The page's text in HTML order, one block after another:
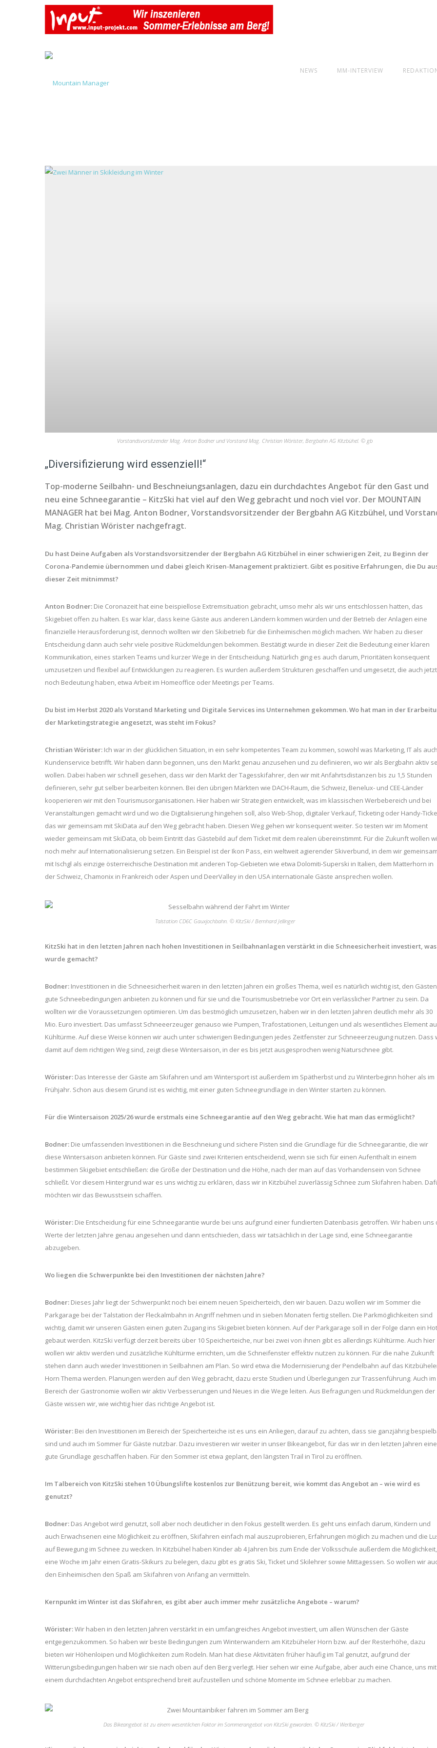
NEWS MM-INTERVIEW
Vorstandsvorsitzender Mag. Anton Bodner und Vorstand Mag. Christian Wörister, Bergbahn AG Kitzbühel. © gb
„Diversifizierung wird essenziell!“
Top-moderne Seilbahn- und Beschneiungsanlagen, dazu ein durchdachtes Angebot für den Gast und
neu eine Schneegarantie – KitzSki hat viel auf den Weg gebracht und noch viel vor. Der MOUNTAIN
MANAGER hat bei Mag. Anton Bodner, Vorstandsvorsitzender der Bergbahn AG Kitzbühel, und
Mag. Christian Wörister nachgefragt.
Du hast Deine Aufgaben als Vorstandsvorsitzender der Bergbahn AG Kitzbühel in einer schwierigen Zeit, zu Beginn der
Corona-Pandemie übernommen und dabei gleich Krisen-Management praktiziert. Gibt es positive Erfahrungen, die Du
dieser Zeit mitnimmst?
Anton Bodner: Die Coronazeit hat eine beispiellose Extremsituation gebracht, umso mehr als wir uns entschlossen hatten, das
Skigebiet offen zu halten. Es war klar, dass keine Gäste aus anderen Ländern kommen würden und der Betrieb der Anlagen eine
finanzielle Herausforderung ist, dennoch wollten wir den Skibetrieb für die Einheimischen möglich machen. Wir haben zu dieser
Entscheidung dann auch sehr viele positive Rückmeldungen bekommen. Bestätigt wurde in dieser Zeit die Bedeutung einer klaren
Kommunikation, eines starken Teams und kurzer Wege in der Entscheidung. Natürlich ging es auch darum, Prioritäten konsequent
umzusetzen und flexibel auf Entwicklungen zu reagieren. Es wurden außerdem Strukturen geschaffen und umgesetzt, die auch jetzt
noch Bedeutung haben, etwa Arbeit im Homeoffice oder Meetings per Teams.
Du bist im Herbst 2020 als Vorstand Marketing und Digitale Services ins Unternehmen gekommen. Wo hat man in der
der Marketingstrategie angesetzt, was steht im Fokus?
Christian Wörister: Ich war in der glücklichen Situation, in ein sehr kompetentes Team zu kommen, sowohl was Marketing, IT als auch
Kundenservice betrifft. Wir haben dann begonnen, uns den Markt genau anzusehen und zu definieren, wo wir als Bergbahn aktiv
wollen. Dabei haben wir schnell gesehen, dass wir den Markt der Tagesskifahrer, den wir mit Anfahrtsdistanzen bis zu 1,5 Stunden
definieren, sehr gut selber bearbeiten können. Bei den übrigen Märkten wie DACH-Raum, die Schweiz, Benelux- und CEE-Länder
kooperieren wir mit den Tourismusorganisationen. Hier haben wir Strategien entwickelt, was im klassischen Werbebereich und bei
Veranstaltungen gemacht wird und wo die Digitalisierung hingehen soll, also Web-Shop, digitaler Verkauf, Ticketing oder Handy-
das wir gemeinsam mit SkiData auf den Weg gebracht haben. Diesen Weg gehen wir konsequent weiter. So testen wir im Moment
wieder gemeinsam mit SkiData, ob beim Eintritt das Gästebild auf dem Ticket mit dem realen übereinstimmt. Für die Zukunft wollen
noch mehr auf Internationalisierung setzen. Ein Beispiel ist der Ikon Pass, ein weltweit agierender Skiverbund, in dem wir gemeinsam
mit Ischgl als einzige österreichische Destination mit anderen Top-Gebieten wie etwa Dolomiti-Superski in Italien, dem Matterhorn in
der Schweiz, Chamonix in Frankreich oder Aspen und DeerValley in den USA internationale Gäste ansprechen wollen.
Talstation CD6C Gauxjochbahn. © KitzSki / Bernhard Jellinger
KitzSki hat in den letzten Jahren nach hohen Investitionen in Seilbahnanlagen verstärkt in die Schneesicherheit investiert, was
wurde gemacht?
Bodner: Investitionen in die Schneesicherheit waren in den letzten Jahren ein großes Thema, weil es natürlich wichtig ist, den Gästen
gute Schneebedingungen anbieten zu können und für sie und die Tourismusbetriebe vor Ort ein verlässlicher Partner zu sein. Da
wollten wir die Voraussetzungen optimieren. Um das bestmöglich umzusetzen, haben wir in den letzten Jahren deutlich mehr als 30
Mio. Euro investiert. Das umfasst Schneeerzeuger genauso wie Pumpen, Trafostationen, Leitungen und als wesentliches Element
Kühltürme. Auf diese Weise können wir auch unter schwierigen Bedingungen jedes Zeitfenster zur Schneeerzeugung nutzen. Dass
damit auf dem richtigen Weg sind, zeigt diese Wintersaison, in der es bis jetzt ausgesprochen wenig Naturschnee gibt.
Wörister: Das Interesse der Gäste am Skifahren und am Wintersport ist außerdem im Spätherbst und zu Winterbeginn höher als im
Frühjahr. Schon aus diesem Grund ist es wichtig, mit einer guten Schneegrundlage in den Winter starten zu können.
Für die Wintersaison 2025/26 wurde erstmals eine Schneegarantie auf den Weg gebracht. Wie hat man das ermöglicht?
Bodner: Die umfassenden Investitionen in die Beschneiung und sichere Pisten sind die Grundlage für die Schneegarantie, die wir
diese Wintersaison anbieten können. Für Gäste sind zwei Kriterien entscheidend, wenn sie sich für einen Aufenthalt in einem
bestimmen Skigebiet entschließen: die Größe der Destination und die Höhe, nach der man auf das Vorhandensein von Schnee
schließt. Vor diesem Hintergrund war es uns wichtig zu erklären, dass wir in Kitzbühel zuverlässig Schnee zum Skifahren haben.
möchten wir das Bewusstsein schaffen.
Wörister: Die Entscheidung für eine Schneegarantie wurde bei uns aufgrund einer fundierten Datenbasis getroffen. Wir haben uns
Werte der letzten Jahre genau angesehen und dann entschieden, dass wir tatsächlich in der Lage sind, eine Schneegarantie
abzugeben.
Wo liegen die Schwerpunkte bei den Investitionen der nächsten Jahre?
Bodner: Dieses Jahr liegt der Schwerpunkt noch bei einem neuen Speicherteich, den wir bauen. Dazu wollen wir im Sommer die
Parkgarage bei der Talstation der Fleckalmbahn in Angriff nehmen und in sieben Monaten fertig stellen. Die Parkmöglichkeiten sind
wichtig, damit wir unseren Gästen einen guten Zugang ins Skigebiet bieten können. Auf der Parkgarage soll in der Folge dann ein
gebaut werden. KitzSki verfügt derzeit bereits über 10 Speicherteiche, nur bei zwei von ihnen gibt es allerdings Kühltürme. Auch hier
wollen wir aktiv werden und zusätzliche Kühltürme errichten, um die Schneifenster effektiv nutzen zu können. Für die nahe Zukunft
stehen dann auch wieder Investitionen in Seilbahnen am Plan. So wird etwa die Modernisierung der Pendelbahn auf das
Horn Thema werden. Planungen werden auf den Weg gebracht, dazu erste Studien und Überlegungen zur Trassenführung. Auch im
Bereich der Gastronomie wollen wir aktiv Verbesserungen und Neues in die Wege leiten. Aus Befragungen und Rückmeldungen der
Gäste wissen wir, wie wichtig hier das richtige Angebot ist.
Wörister: Bei den Investitionen im Bereich der Speicherteiche ist es uns ein Anliegen, darauf zu achten, dass sie ganzjährig
sind und auch im Sommer für Gäste nutzbar. Dazu investieren wir weiter in unser Bikeangebot, für das wir in den letzten Jahren eine
gute Grundlage geschaffen haben. Für den Sommer ist etwa geplant, den längsten Trail in Tirol zu eröffnen.
Im Talbereich von KitzSki stehen 10 Übungslifte kostenlos zur Benützung bereit, wie kommt das Angebot an – wie wird es
genutzt?
Bodner: Das Angebot wird genutzt, soll aber noch deutlicher in den Fokus gestellt werden. Es geht uns einfach darum, Kindern und
auch Erwachsenen eine Möglichkeit zu eröffnen, Skifahren einfach mal auszuprobieren, Erfahrungen möglich zu machen und die
auf Bewegung im Schnee zu wecken. In Kitzbühel haben Kinder ab 4 Jahren bis zum Ende der Volksschule außerdem die Möglichkeit,
eine Woche im Jahr einen Gratis-Skikurs zu belegen, dazu gibt es gratis Ski, Ticket und Skilehrer sowie Mittagessen. So wollen wir
den Einheimischen den Spaß am Skifahren von Anfang an vermitteln.
Kernpunkt im Winter ist das Skifahren, es gibt aber auch immer mehr zusätzliche Angebote – warum?
Wörister:Wir haben in den letzten Jahren verstärkt in ein umfangreiches Angebot investiert, um allen Wünschen der Gäste
entgegenzukommen. So haben wir beste Bedingungen zum Winterwandern am Kitzbüheler Horn bzw. auf der Resterhöhe, dazu
bieten wir Höhenloipen und Möglichkeiten zum Rodeln. Man hat diese Aktivitäten früher häufig im Tal genutzt, aufgrund der
Witterungsbedingungen haben wir sie nach oben auf den Berg verlegt. Hier sehen wir eine Aufgabe, aber auch eine Chance, uns mit
einem durchdachten Angebot entsprechend breit aufzustellen und schöne Momente im Schnee erlebbar zu machen.
Das Bikeangebot ist zu einem wesentlichen Faktor im Sommerangebot von KitzSki geworden. © KitzSki / Werlberger